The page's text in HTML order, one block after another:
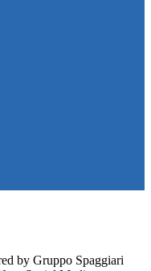
by Gruppo Spaggiari